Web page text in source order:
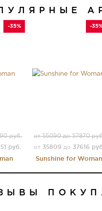
-35%
руб.
руб.
-
от 55090 до 57870
от 35809 до 37616 руб.
Sunshine for Woman